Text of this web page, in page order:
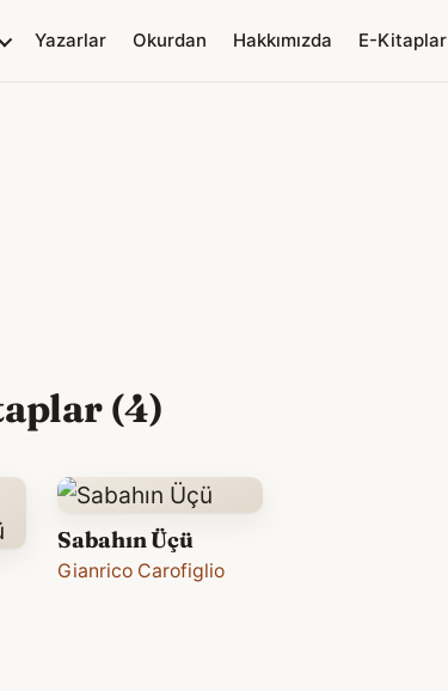
Yazarlar Okurdan Hakkımızda E-Kitaplar
(4)
Sabahın Üçü
Gianrico Carofiglio